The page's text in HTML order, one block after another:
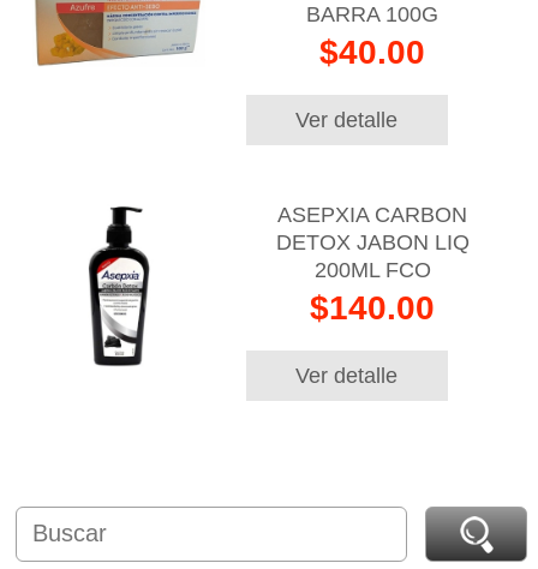
BARRA 100G
$40.00
Ver detalle
ASEPXIA CARBON
DETOX JABON LIQ
200ML FCO
$140.00
Ver detalle